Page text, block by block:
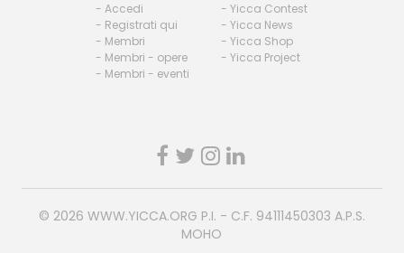
- Accedi
- Registrati qui
- Membri
- Membri - opere
- Membri - eventi
- Yicca Contest
- Yicca News
- Yicca Shop
- Yicca Project
© 2026 WWW.YICCA.ORG P.I. - C.F. 94111450303 A.P.S.
MOHO